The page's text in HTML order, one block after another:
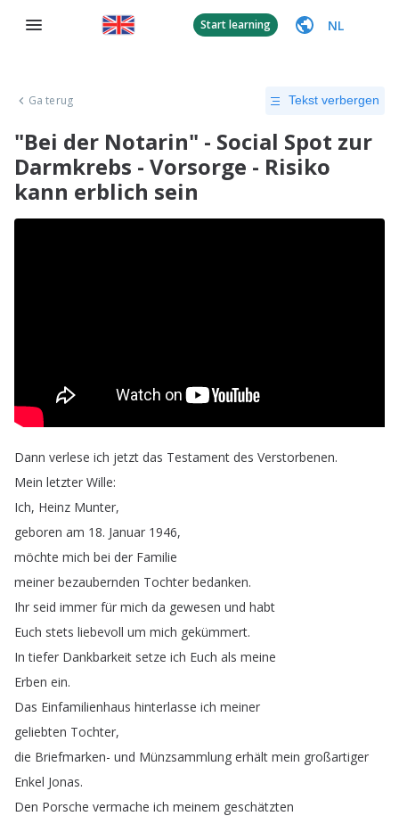
Start learning NL
Ga terug Tekst verbergen
"Bei der Notarin" - Social Spot zur
Darmkrebs - Vorsorge - Risiko
kann erblich sein
Dann verlese ich jetzt das Testament des Verstorbenen.
Mein letzter Wille:
Ich, Heinz Munter,
geboren am 18. Januar 1946,
möchte mich bei der Familie
meiner bezaubernden Tochter bedanken.
Ihr seid immer für mich da gewesen und habt
Euch stets liebevoll um mich gekümmert.
In tiefer Dankbarkeit setze ich Euch als meine
Erben ein.
Das Einfamilienhaus hinterlasse ich meiner
geliebten Tochter,
die Briefmarken- und Münzsammlung erhält mein großartiger
Enkel Jonas.
Den Porsche vermache ich meinem geschätzten